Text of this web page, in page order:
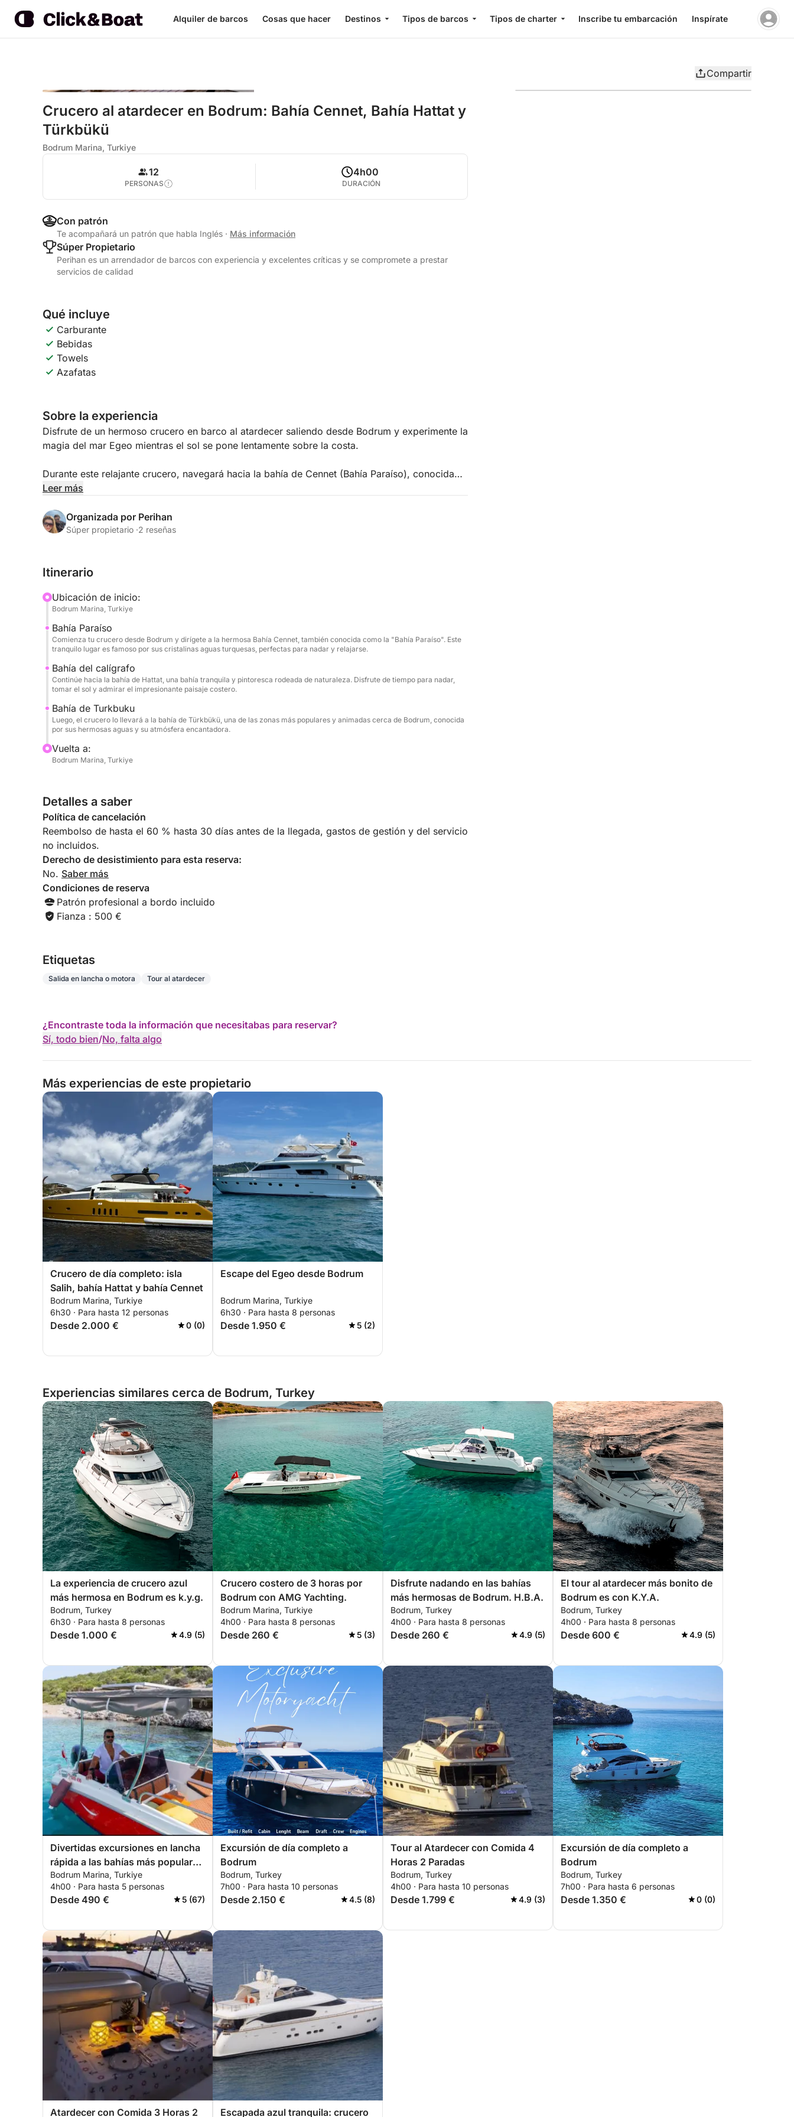
Alquiler de barcos Cosas que hacer Destinos Tipos de barcos Tipos de charter Inscribe tu embarcación Inspírate
Compartir
Crucero al atardecer en Bodrum: Bahía Cennet, Bahía Hattat y
Türkbükü
Bodrum Marina, Turkiye
12
PERSONAS
4h00
DURACIÓN
Con patrón
Te acompañará un patrón que habla Inglés · Más información
Súper Propietario
Perihan es un arrendador de barcos con experiencia y excelentes críticas y se compromete a prestar
servicios de calidad
Qué incluye
Carburante
Bebidas
Towels
Azafatas
Sobre la experiencia
Disfrute de un hermoso crucero en barco al atardecer saliendo desde Bodrum y experimente la
magia del mar Egeo mientras el sol se pone lentamente sobre la costa.
Durante este relajante crucero, navegará hacia la bahía de Cennet (Bahía Paraíso), conocida
por sus aguas cristalinas y su atmósfera tranquila. El viaje continúa hacia la bahía de Hattat,
calma del mar.
reflejándose en el agua.
Durante la experiencia, podrá relajarse a bordo, darse un refrescante baño o simplemente
disfrutar de las espectaculares vistas mientras navega por la costa.
Para su comodidad, las bebidas, las toallas y el combustible están incluidos durante el
Esta experiencia al atardecer es perfecta para quienes buscan disfrutar de una velada tranquila
Leer más
Organizada por Perihan
Súper propietario ·2 reseñas
Itinerario
Ubicación de inicio:
Bodrum Marina, Turkiye
Bahía Paraíso
Comienza tu crucero desde Bodrum y dirígete a la hermosa Bahía Cennet, también conocida como la "Bahía Paraíso". Este
tranquilo lugar es famoso por sus cristalinas aguas turquesas, perfectas para nadar y relajarse.
Bahía del calígrafo
Continúe hacia la bahía de Hattat, una bahía tranquila y pintoresca rodeada de naturaleza. Disfrute de tiempo para nadar,
tomar el sol y admirar el impresionante paisaje costero.
Bahía de Turkbuku
Luego, el crucero lo llevará a la bahía de Türkbükü, una de las zonas más populares y animadas cerca de Bodrum, conocida
por sus hermosas aguas y su atmósfera encantadora.
Vuelta a:
Bodrum Marina, Turkiye
Detalles a saber
Política de cancelación
Reembolso de hasta el 60 % hasta 30 días antes de la llegada, gastos de gestión y del servicio
no incluidos.
Derecho de desistimiento para esta reserva:
No. Saber más
Condiciones de reserva
Patrón profesional a bordo incluido
Fianza : 500 €
Etiquetas
Salida en lancha o motora Tour al atardecer
¿Encontraste toda la información que necesitabas para reservar?
Sí, todo bien/No, falta algo
Más experiencias de este propietario
Crucero de día completo: isla
Salih, bahía Hattat y bahía Cennet
Bodrum Marina, Turkiye
6h30 · Para hasta 12 personas
Desde 2.000 € 0 (0)
Escape del Egeo desde Bodrum
Bodrum Marina, Turkiye
6h30 · Para hasta 8 personas
Desde 1.950 € 5 (2)
Experiencias similares cerca de Bodrum, Turkey
La experiencia de crucero azul
más hermosa en Bodrum es k.y.g.
Bodrum, Turkey
6h30 · Para hasta 8 personas
Desde 1.000 € 4.9 (5)
Crucero costero de 3 horas por
Bodrum con AMG Yachting.
Bodrum Marina, Turkiye
4h00 · Para hasta 8 personas
Desde 260 € 5 (3)
Disfrute nadando en las bahías
más hermosas de Bodrum. H.B.A.
Bodrum, Turkey
4h00 · Para hasta 8 personas
Desde 260 € 4.9 (5)
El tour al atardecer más bonito de
Bodrum es con K.Y.A.
Bodrum, Turkey
4h00 · Para hasta 8 personas
Desde 600 € 4.9 (5)
Divertidas excursiones en lancha
rápida a las bahías más populares
de Bodrum.
Bodrum Marina, Turkiye
4h00 · Para hasta 5 personas
Desde 490 € 5 (67)
Excursión de día completo a
Bodrum
Bodrum, Turkey
7h00 · Para hasta 10 personas
Desde 2.150 € 4.5 (8)
Tour al Atardecer con Comida 4
Horas 2 Paradas
Bodrum, Turkey
4h00 · Para hasta 10 personas
Desde 1.799 € 4.9 (3)
Excursión de día completo a
Bodrum
Bodrum, Turkey
7h00 · Para hasta 6 personas
Desde 1.350 € 0 (0)
Atardecer con Comida 3 Horas 2 Escapada azul tranquila: crucero